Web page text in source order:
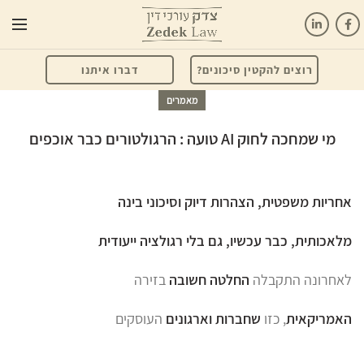
רוצים להקטין סיכונים? דברו איתנו
מאמרים
מי שמחכה לחוק AI טועה : הרגולטורים כבר אוכפים
אחריות משפטית, הצהרות דיוק וסיכוני בינה
מלאכותית, כבר עכשיו, גם בלי רגולציה ייעודית
לאחרונה התקבלה החלטה חשובה בזירה
האמריקאית, כזו שחברות וארגונים העוסקים